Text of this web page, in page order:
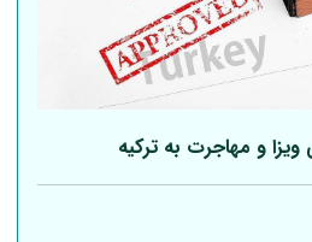
ویزا و مهاجرت به ترکیه